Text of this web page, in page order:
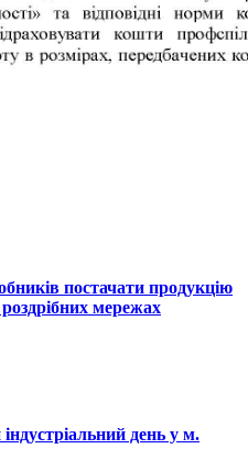
постачати продукцію
мережах
день у м.